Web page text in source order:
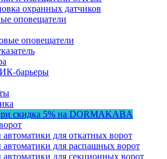
охранных датчиков
оповещатели
оповещатели
барьеры
скидка 5% на DORMAKABA
для откатных ворот
для распашных ворот
для секционных ворот